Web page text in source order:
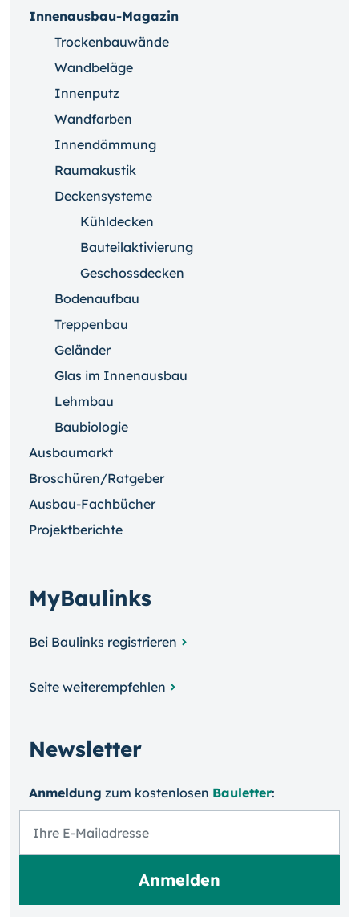
Innenausbau-Magazin
Trockenbauwände
Wandbeläge
Innenputz
Wandfarben
Innendämmung
Raumakustik
Deckensysteme
Kühldecken
Bauteilaktivierung
Geschossdecken
Bodenaufbau
Treppenbau
Geländer
Glas im Innenausbau
Lehmbau
Baubiologie
Ausbaumarkt
Broschüren/Ratgeber
Ausbau-Fachbücher
Projektberichte
MyBaulinks
Bei Baulinks registrieren
Seite weiterempfehlen
Newsletter
Anmeldung zum kosten­losen Bauletter: